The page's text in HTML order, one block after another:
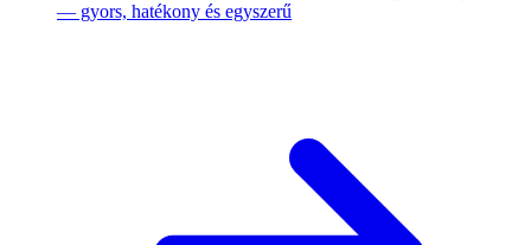
— gyors, hatékony és egyszerű